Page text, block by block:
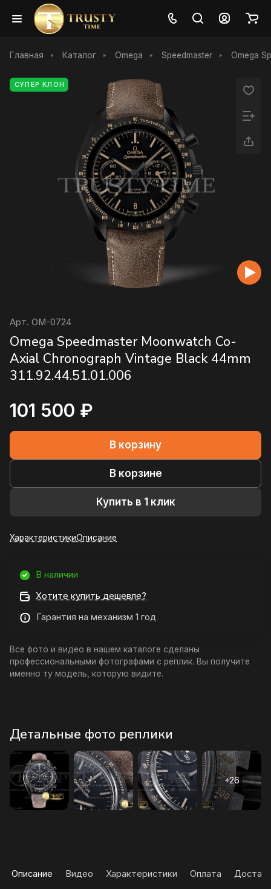
Главная Каталог Omega Speedmaster Omega
СУПЕР КЛОН
Арт. OM-0724
Omega Speedmaster Moonwatch Co-
Axial Chronograph Vintage Black 44mm
311.92.44.51.01.006
101 500 ₽
В корзину
В корзине
Купить в 1 клик
ХарактеристикиОписание
В наличии
Хотите купить дешевле?
Гарантия на механизм 1 год
Все фото и видео в нашем каталоге сделаны
профессиональными фотографами с реплик. Вы получите
именно ту модель, которую видите.
Детальные фото реплики
Описание Видео Характеристики Оплата